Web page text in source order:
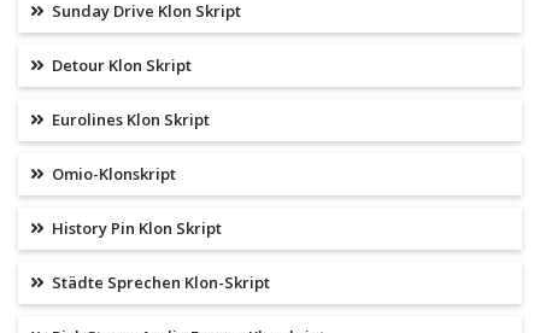
Sunday Drive Klon Skript
Detour Klon Skript
Eurolines Klon Skript
Omio-Klonskript
History Pin Klon Skript
Städte Sprechen Klon-Skript